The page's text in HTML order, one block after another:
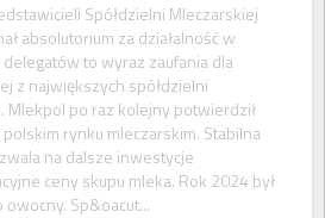
Spółdzielni Mleczarskiej
absolutorium za działalność w
to wyraz zaufania dla
z największych spółdzielni
Mlekpol po raz kolejny potwierdził
rynku mleczarskim. Stabilna
na dalsze inwestycje
ceny skupu mleka. Rok 2024 był
Sp&oacut...